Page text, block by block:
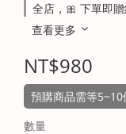
全店，🎀 下單即
查看更多
NT$980
預購商品需等
數量